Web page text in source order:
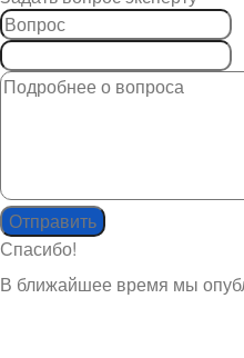
Спасибо!
В ближайшее время мы